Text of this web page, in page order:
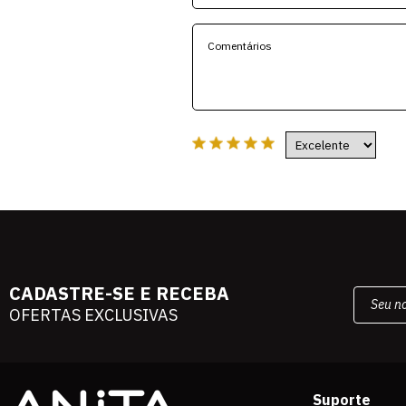
CADASTRE-SE E RECEBA
OFERTAS EXCLUSIVAS
Suporte